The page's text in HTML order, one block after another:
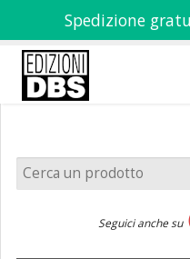
Spedizione
Home
Seguici anche su